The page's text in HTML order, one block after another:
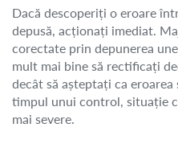
Dacă descoperiți o eroare
depusă, acționați imediat.
corectate prin depunerea
mult mai bine să rectificați
decât să așteptați ca
timpul unui control, situație
mai severe.